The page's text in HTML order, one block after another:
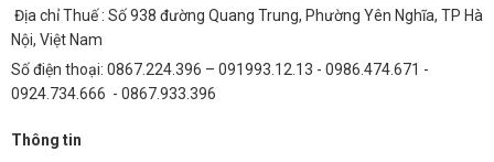
Địa chỉ Thuế : Số 938 đường Quang Trung, Phường Yên Nghĩa, TP Hà
Nội, Việt Nam
Số điện thoại: 0867.224.396 – 091993.12.13 - 0986.474.671 -
0924.734.666 - 0867.933.396
Thông tin